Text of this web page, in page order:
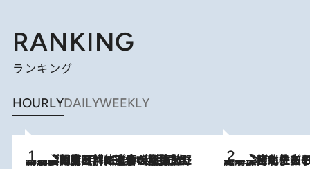
RANKING
ランキング
HOURLYDAILYWEEKLY
2026.8.8
「最後に見られてよかった」上野動物園の東園パンダ舎が解体前に特別公開。8月16日まで延長されたパネル展と共に辿る“半世紀”のパンダ飼育《解体工事の図面あり》 2026.8.3
《「文士の子ども被害者の会」発足！》阿川佐和子（72）が語る遠藤周作に北杜夫、劇作家・矢代静一の子どもたちの“文豪プライベート事件簿”